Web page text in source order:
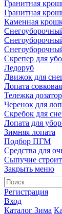
Гранитная
Гранитная
Каменная
Скрепер для
Ледоруб
Движок для
Лопата совковая
Тележка дозатор
Черенок для
Скребок для
Лопата для
Зимняя лопата
Подбор ПГМ
Средства для
Сыпучие
Закрыть меню
Регистрация
Вход
Каталог Зима